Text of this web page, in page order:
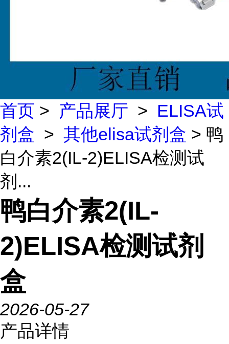
首页 > 产品展厅 > ELISA试
剂盒 > 其他elisa试剂盒 > 鸭
白介素2(IL-2)ELISA检测试
剂...
鸭白介素2(IL-
2)ELISA检测试剂
盒
2026-05-27
产品详情